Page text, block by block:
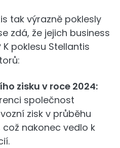
tak výrazně poklesly
zdá, že jejich business
poklesu Stellantis
zisku v roce 2024:
společnost
zisk v průběhu
nakonec vedlo k